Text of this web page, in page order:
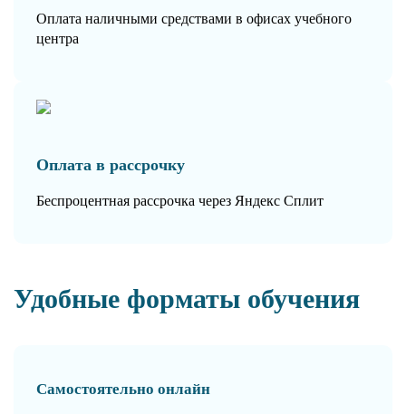
Оплата наличными средствами в офисах учебного
центра
Оплата в рассрочку
Беспроцентная рассрочка через Яндекс Сплит
Удобные форматы обучения
Самостоятельно онлайн